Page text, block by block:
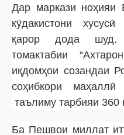
Дар маркази ноҳияи
кӯдакистони
қарор дода шуд.
томактабии
иқдомҳои созандаи
соҳибкори
таълиму тарбияи 360
Ба Пешвои миллат